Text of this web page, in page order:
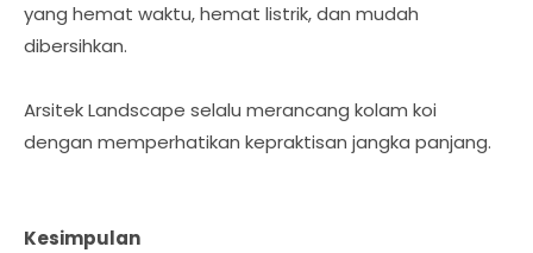
yang hemat waktu, hemat listrik, dan mudah
dibersihkan.
Arsitek Landscape selalu merancang kolam koi
dengan memperhatikan kepraktisan jangka panjang.
Kesimpulan